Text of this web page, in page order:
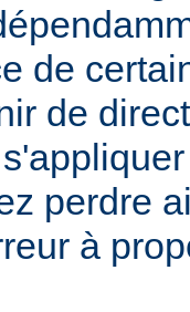
de
de
perdre
à